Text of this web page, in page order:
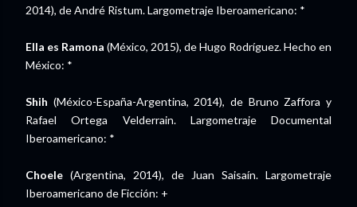
2014), de André Ristum. Largometraje Iberoamericano: *
Ella es Ramona (México, 2015), de Hugo Rodríguez. Hecho en
México: *
Shih (México-España-Argentina, 2014), de Bruno Zaffora y
Rafael Ortega Velderrain. Largometraje Documental
Iberoamericano: *
Choele (Argentina, 2014), de Juan Saisaín. Largometraje
Iberoamericano de Ficción: +